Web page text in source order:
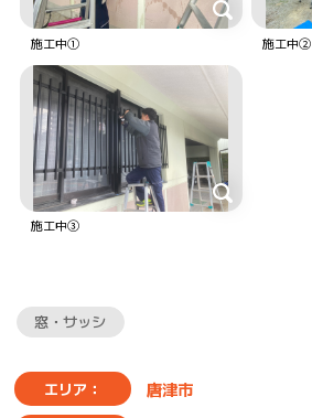
施工中① 施工中②
施工中③
窓・サッシ
エリア： 唐津市